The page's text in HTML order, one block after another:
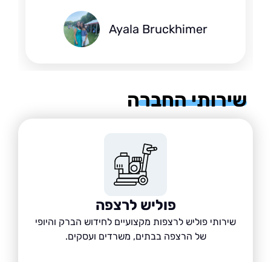
Ayala Bruckhimer
החברה
פוליש לרצפה
שירותי פוליש לרצפות מקצועיים לחידוש הברק והיופי
של הרצפה בבתים, משרדים ועסקים.